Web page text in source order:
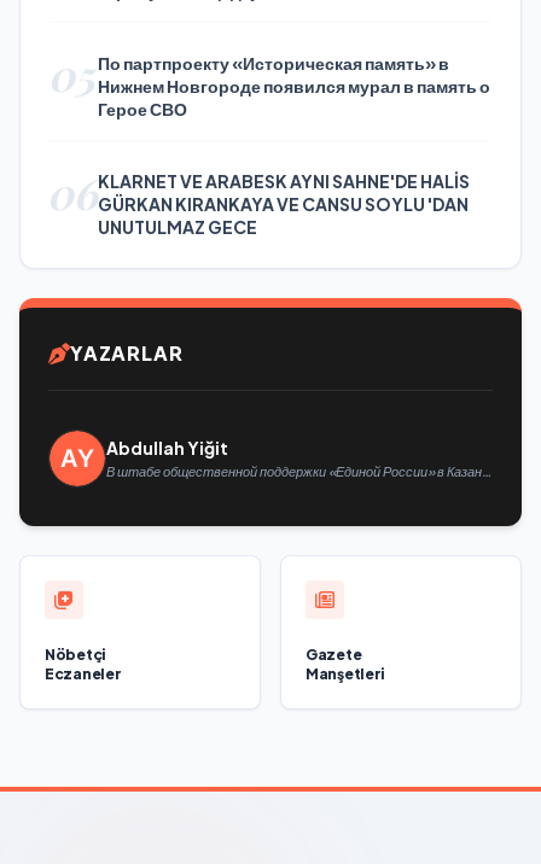
05По партпроекту «Историческая память» в
Нижнем Новгороде появился мурал в память о
Герое СВО
06KLARNET VE ARABESK AYNI SAHNE'DE HALİS
GÜRKAN KIRANKAYA VE CANSU SOYLU 'DAN
UNUTULMAZ GECE
YAZARLAR
Abdullah Yiğit
В штабе общественной поддержки «Единой России» в Казани
Nöbetçi
Eczaneler
Gazete
Manşetleri